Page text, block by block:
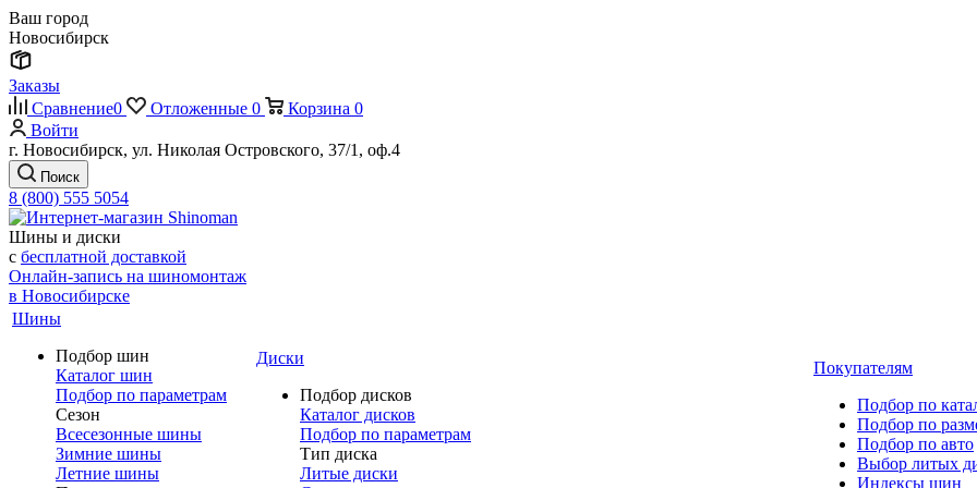
Ваш город
Новосибирск
Заказы
Сравнение0 Отложенные 0 Корзина 0
Войти
г. Новосибирск, ул. Николая Островского, 37/1, оф.4
Поиск
8 (800) 555 5054
Шины и диски
с бесплатной доставкой
Онлайн-запись на шиномонтаж
в Новосибирске
Шины
Подбор шин
Каталог шин
Подбор по параметрам
Сезон
Всесезонные шины
Зимние шины
Летние шины
Диски
Подбор дисков
Каталог дисков
Подбор по параметрам
Тип диска
Литые диски
Покупателям
Подбор по
Подбор по
Подбор по авто
Выбор литых
Индексы шин